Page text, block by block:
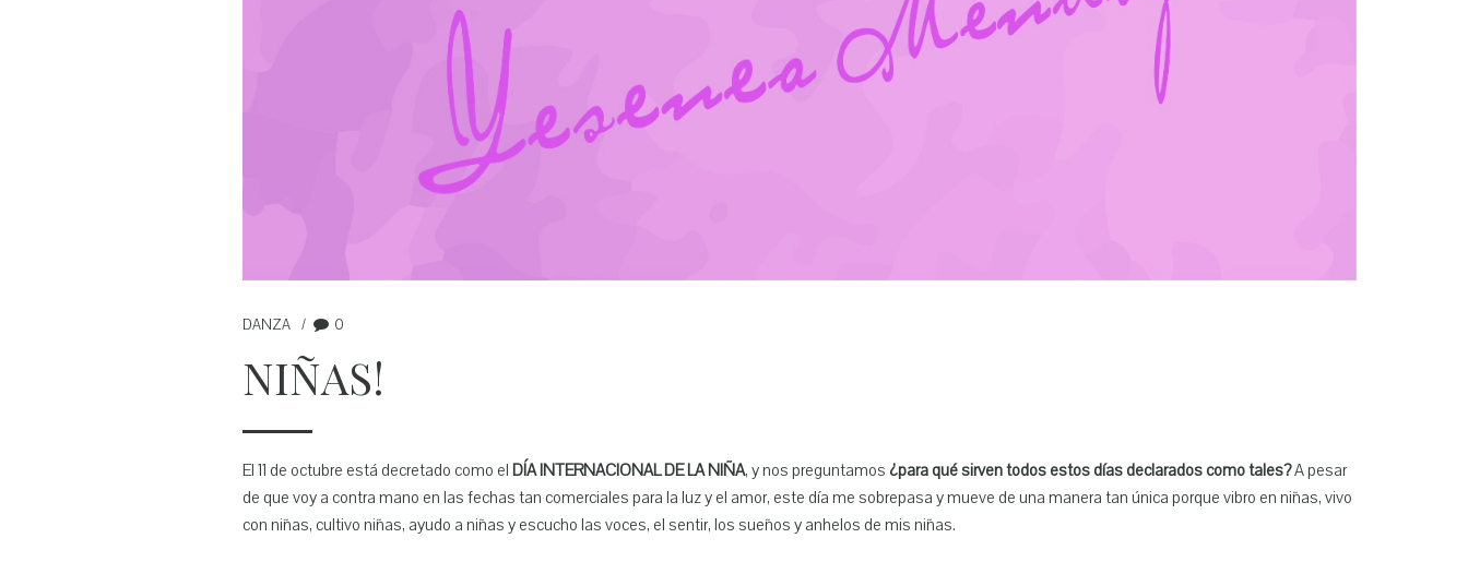
DANZA 0
NIÑAS!
El 11 de octubre está decretado como el DÍA INTERNACIONAL DE LA NIÑA, y nos preguntamos ¿para qué sirven todos estos días declarados como tales?A pesar
de que voy a contra mano en las fechas tan comerciales para la luz y el amor, este día me sobrepasa y mueve de una manera tan única porque vibro en niñas, vivo
con niñas, cultivo niñas, ayudo a niñas y escucho las voces, el sentir, los sueños y anhelos de mis niñas.